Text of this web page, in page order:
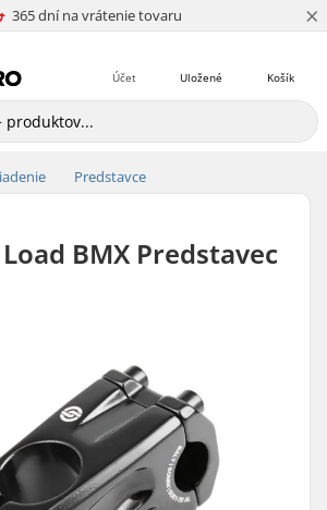
365 dní na vrátenie tovaru
4.8 z 5 ×
Košík
Uložené
Účet
Predstavce
BMX Predstavec